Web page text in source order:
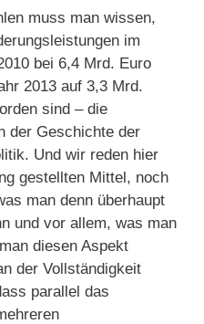
muss man wissen,
im
bei 6,4 Mrd. Euro
2013 auf 3,3 Mrd.
sind – die
der Geschichte der
Und wir reden hier
gestellten Mittel, noch
man denn überhaupt
und vor allem, was man
diesen Aspekt
der Vollständigkeit
parallel das